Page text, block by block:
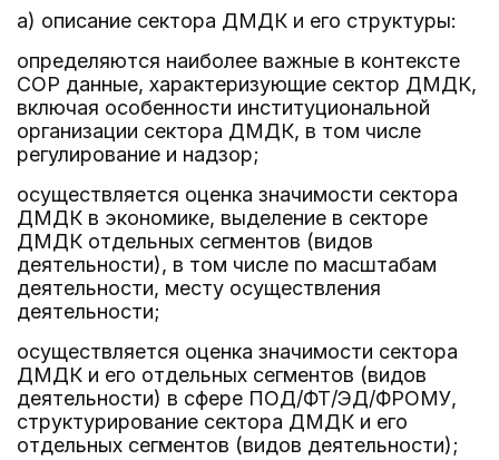
а) описание сектора ДМДК и его структуры:
определяются наиболее важные в контексте
СОР данные, характеризующие сектор ДМДК,
включая особенности институциональной
организации сектора ДМДК, в том числе
регулирование и надзор;
осуществляется оценка значимости сектора
ДМДК в экономике, выделение в секторе
ДМДК отдельных сегментов (видов
деятельности), в том числе по масштабам
деятельности, месту осуществления
деятельности;
осуществляется оценка значимости сектора
ДМДК и его отдельных сегментов (видов
деятельности) в сфере ПОД/ФТ/ЭД/ФРОМУ,
структурирование сектора ДМДК и его
отдельных сегментов (видов деятельности);